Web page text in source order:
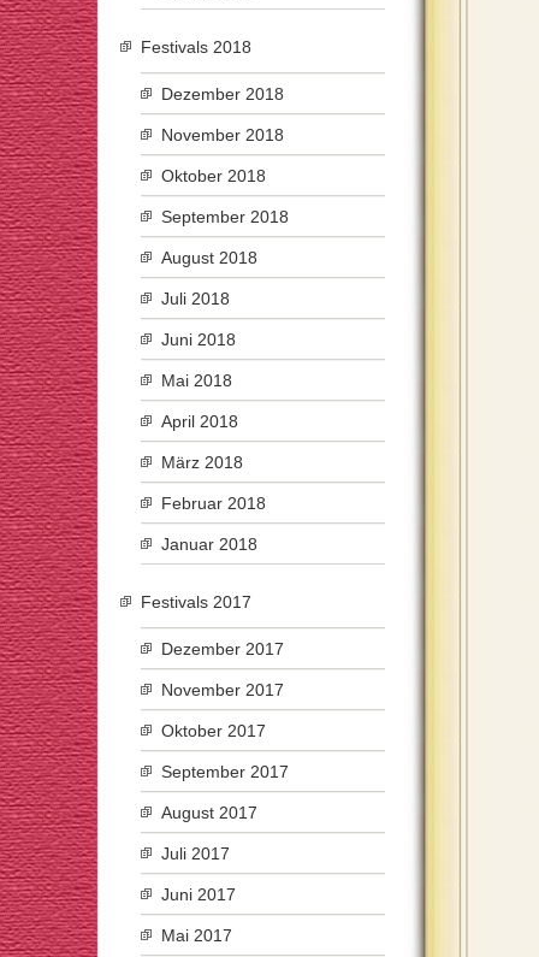
Festivals 2018
Dezember 2018
November 2018
Oktober 2018
September 2018
August 2018
Juli 2018
Juni 2018
Mai 2018
April 2018
März 2018
Februar 2018
Januar 2018
Festivals 2017
Dezember 2017
November 2017
Oktober 2017
September 2017
August 2017
Juli 2017
Juni 2017
Mai 2017